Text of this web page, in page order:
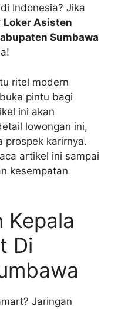
Indonesia? Jika
Loker Asisten
Sumbawa
ritel modern
pintu bagi
ini akan
lowongan ini,
prospek karirnya.
artikel ini sampai
kesempatan
Kepala
Di
Jaringan